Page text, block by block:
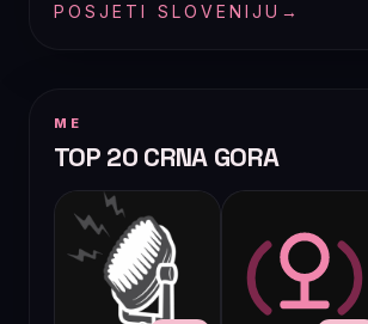
POSJETI SLOVENIJU →
ME
TOP 20 CRNA GORA